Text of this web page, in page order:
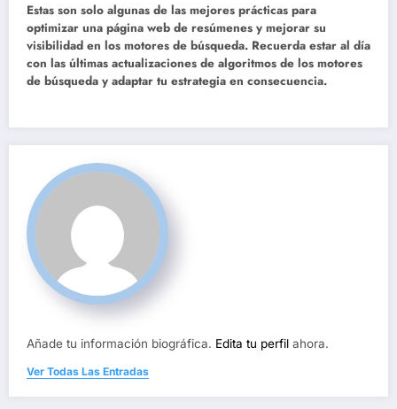
Estas son solo algunas de las mejores prácticas para
optimizar una página web de resúmenes y mejorar su
visibilidad en los motores de búsqueda. Recuerda estar al día
con las últimas actualizaciones de algoritmos de los motores
de búsqueda y adaptar tu estrategia en consecuencia.
Añade tu información biográfica. Edita tu perfil ahora.
Ver Todas Las Entradas